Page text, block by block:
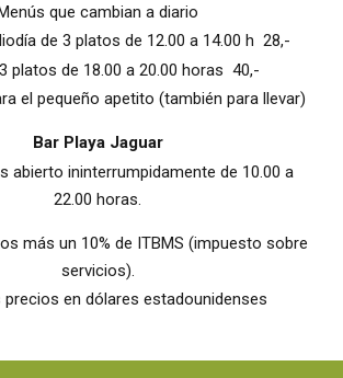
que cambian a diario
de 3 platos de 12.00 a 14.00 h 28,-
platos de 18.00 a 20.00 horas 40,-
el pequeño apetito (también para llevar)
Bar Playa Jaguar
abierto ininterrumpidamente de 10.00 a
22.00 horas.
más un 10% de ITBMS (impuesto sobre
servicios).
en dólares estadounidenses